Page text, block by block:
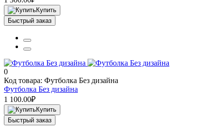
Купить
Быстрый заказ
0
Код товара: Футболка Без дизайна
Футболка Без дизайна
1 100.00₽
Купить
Быстрый заказ